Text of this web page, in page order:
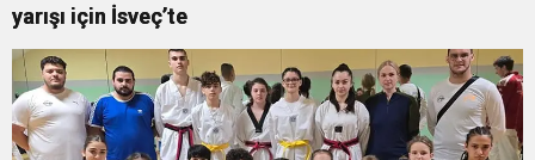
yarışı için İsveç’te